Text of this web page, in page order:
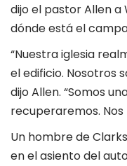
dijo el pastor Allen a
dónde está el
“Nuestra iglesia
el edificio. Nosotros
dijo Allen. “Somos
recuperaremos.
Un hombre de
en el asiento del